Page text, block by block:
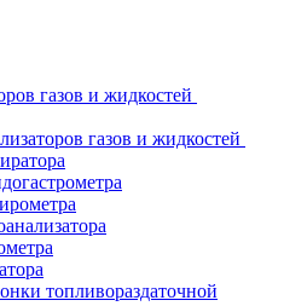
газов и жидкостей
газов и жидкостей
топливораздаточной